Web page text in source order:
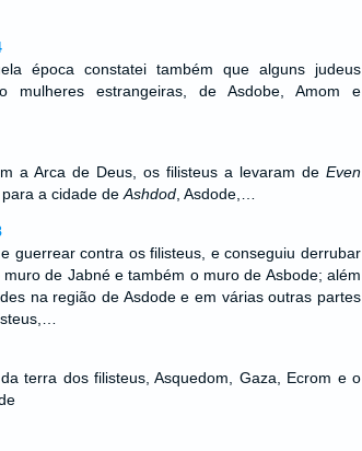
época constatei também que alguns judeus
mulheres estrangeiras, de Asdobe, Amom e
a Arca de Deus, os filisteus a levaram de Even
a cidade de Ashdod, Asdode,…
guerrear contra os filisteus, e conseguiu derrubar
de Jabné e também o muro de Asbode; além
na região de Asdode e em várias outras partes
terra dos filisteus, Asquedom, Gaza, Ecrom e o